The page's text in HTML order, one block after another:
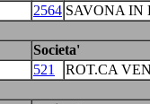
2564 SAVONA IN
Societa'
521
ROT.CA